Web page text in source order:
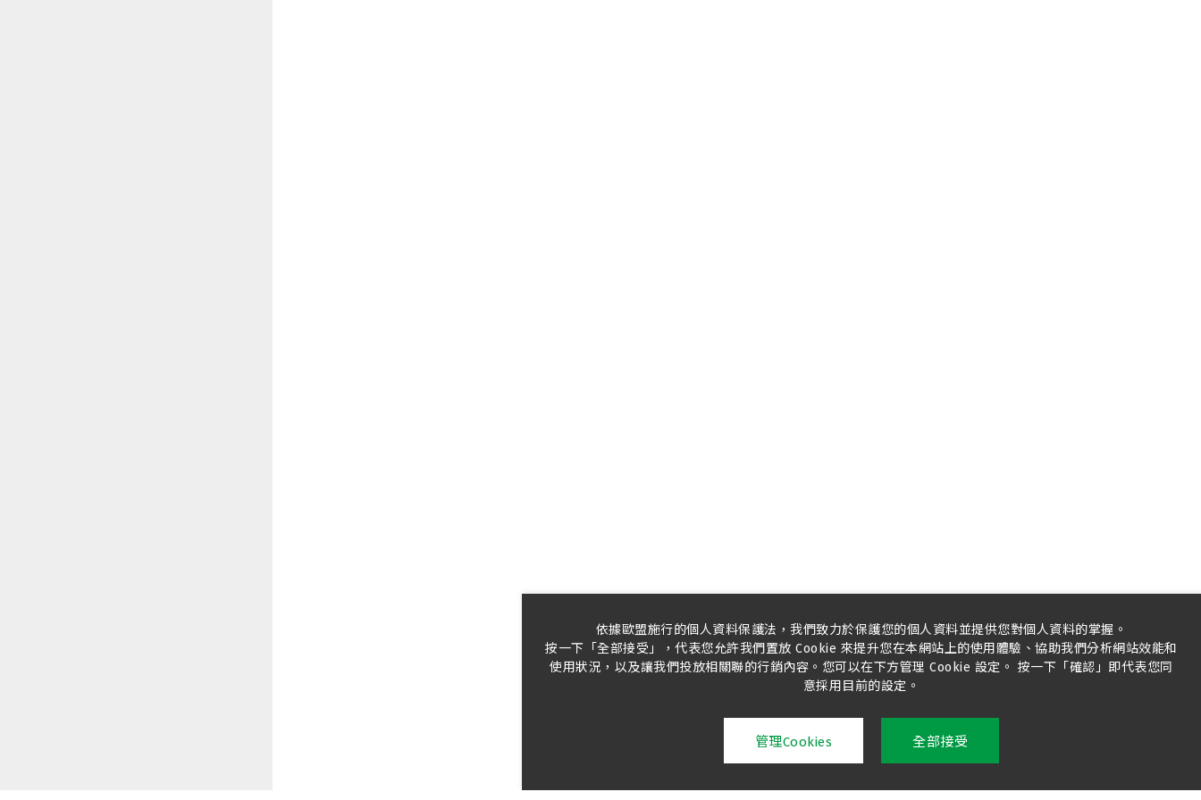
依據歐盟施行的個人資料保護法，我們致力於保護您的個人資料並提供您對個人資料的掌握。
按一下「全部接受」，代表您允許我們置放 Cookie 來提升您在本網站上的使用體驗、協助我們分析網站效能和
使用狀況，以及讓我們投放相關聯的行銷內容。您可以在下方管理 Cookie 設定。 按一下「確認」即代表您同
意採用目前的設定。
管理Cookies 全部接受